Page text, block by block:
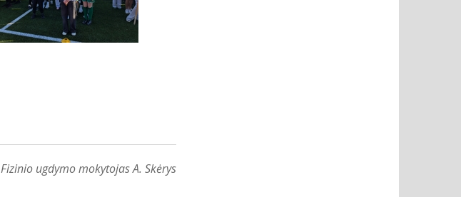
Fizinio ugdymo mokytojas A. Skėrys